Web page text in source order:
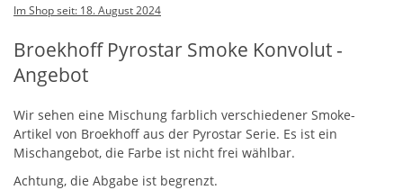
Im Shop seit: 18. August 2024
Broekhoff Pyrostar Smoke Konvolut -
Angebot
Wir sehen eine Mischung farblich verschiedener Smoke-
Artikel von Broekhoff aus der Pyrostar Serie. Es ist ein
Mischangebot, die Farbe ist nicht frei wählbar.
Achtung, die Abgabe ist begrenzt.